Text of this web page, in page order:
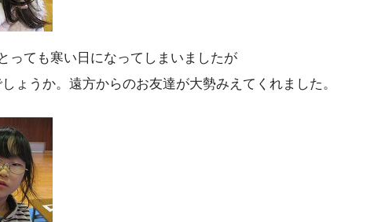
ても寒い日になってしまいましたが
ょうか。遠方からのお友達が大勢みえてくれました。